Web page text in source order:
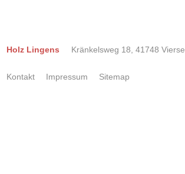
Holz Lingens Kränkelsweg 18, 41748
Kontakt Impressum Sitemap